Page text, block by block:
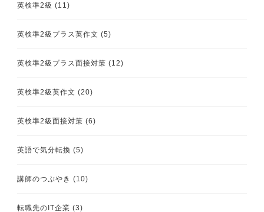
英検準2級 (11)
英検準2級プラス英作文 (5)
英検準2級プラス面接対策 (12)
英検準2級英作文 (20)
英検準2級面接対策 (6)
英語で気分転換 (5)
講師のつぶやき (10)
転職先のIT企業 (3)